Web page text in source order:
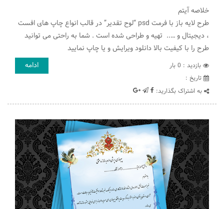
خلاصه آیتم
طرح لایه باز با فرمت psd “لوح تقدیر” در قالب انواع چاپ های افست
، دیجیتال و ….. تهیه و طراحی شده است . شما به راحتی می توانید
طرح را با کیفیت بالا دانلود ویرایش و یا چاپ نمایید
بازدید : 0 بار
تاريخ :
به اشتراک بگذارید:
ادامه